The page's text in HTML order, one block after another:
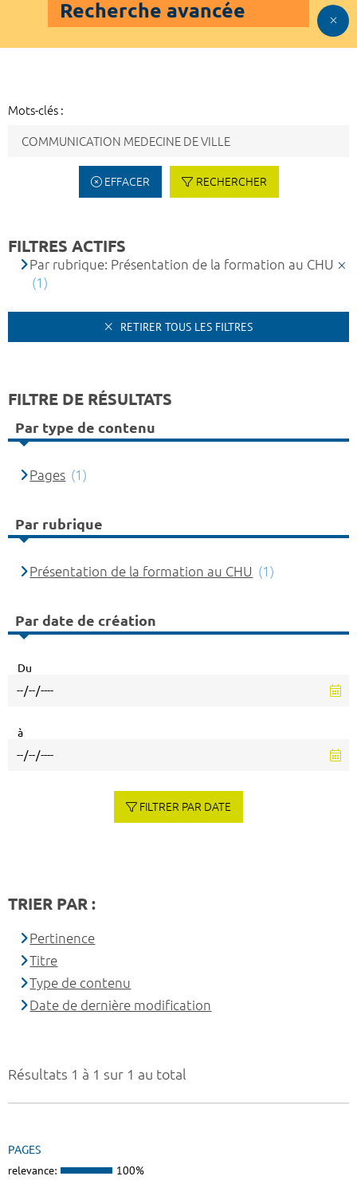
Recherche avancée
Mots-clés :
EFFACER RECHERCHER
Résultats 1 à 1 sur 1 au total
PAGES
relevance: 100%
FILTRES ACTIFS
Par rubrique: Présentation de la formation au CHU
(1)
RETIRER TOUS LES FILTRES
FILTRE DE RÉSULTATS
Par type de contenu
Pages (1)
Par rubrique
Présentation de la formation au CHU (1)
Par date de création
Du
à
FILTRER PAR DATE
TRIER PAR :
Pertinence
Titre
Type de contenu
Date de dernière modification